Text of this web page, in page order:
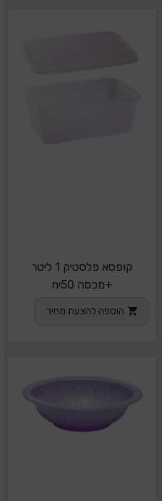
קופסא פלסטיק 1 ליטר
+מכסה 50יח
הוספה להצעת מחיר